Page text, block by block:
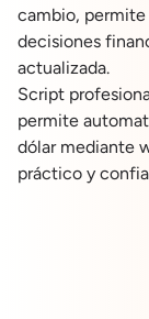
cambio,
decisiones
actualizada.
Script
permite
dólar mediante
práctico y